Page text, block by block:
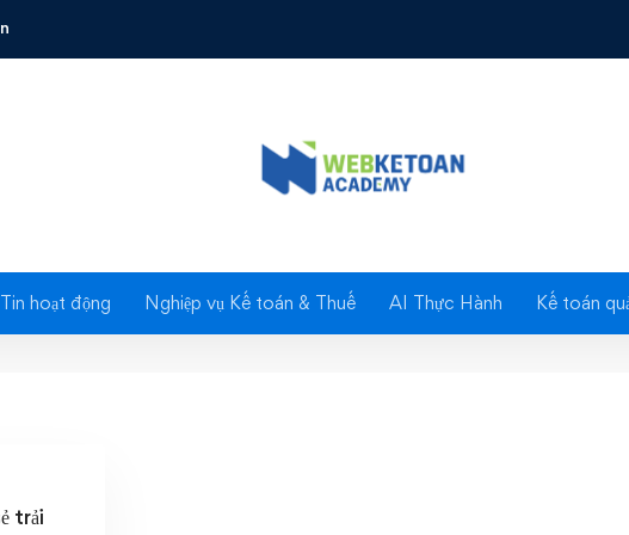
Tin hoạt động Nghiệp vụ Kế toán & Thuế AI Thực Hành Kế toán
dùng thử phần mềm quản lý nhà hàng
dùng thử phần mềm
trải